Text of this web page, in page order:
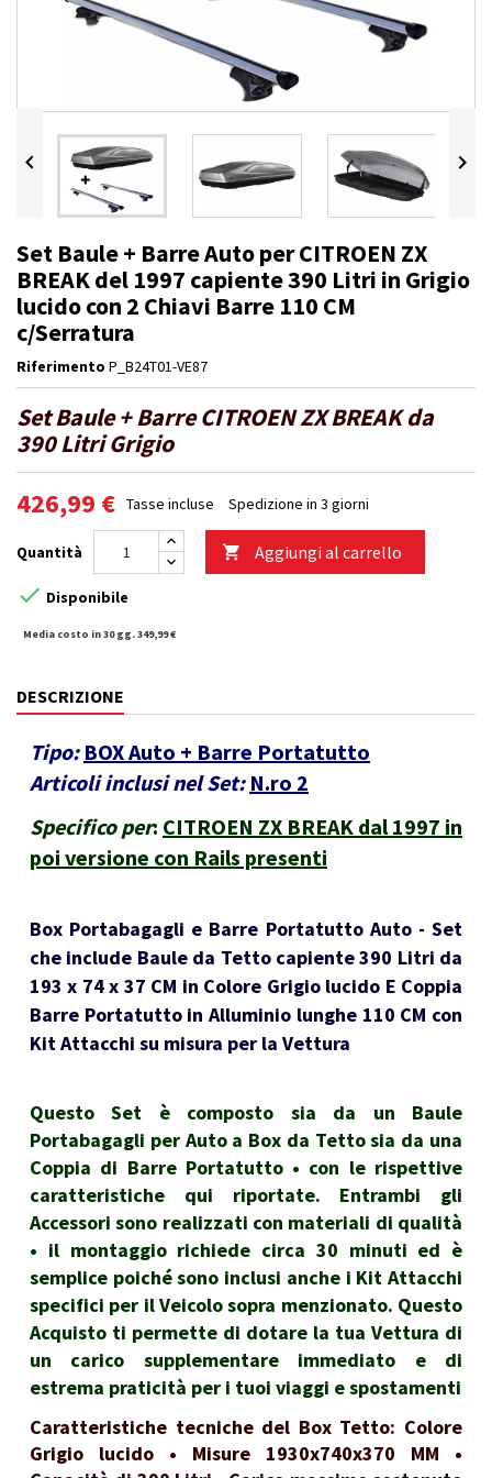
 
Set Baule + Barre Auto per CITROEN ZX
BREAK del 1997 capiente 390 Litri in Grigio
lucido con 2 Chiavi Barre 110 CM
c/Serratura
Riferimento P_B24T01-VE87
Set Baule + Barre CITROEN ZX BREAK da
390 Litri Grigio
426,99 € Tasse incluse Spedizione in 3 giorni
Quantità  Aggiungi al carrello
 Disponibile
Media costo in 30 gg. 349,99 €
DESCRIZIONE
Tipo: BOX Auto + Barre Portatutto
Articoli inclusi nel Set: N.ro 2
Specifico per: CITROEN ZX BREAK dal 1997 in
poi versione con Rails presenti
Box Portabagagli e Barre Portatutto Auto - Set
che include Baule da Tetto capiente 390 Litri da
193 x 74 x 37 CM in Colore Grigio lucido E Coppia
Barre Portatutto in Alluminio lunghe 110 CM con
Kit Attacchi su misura per la Vettura
Questo Set è composto sia da un Baule
Portabagagli per Auto a Box da Tetto sia da una
Coppia di Barre Portatutto • con le rispettive
caratteristiche qui riportate. Entrambi gli
Accessori sono realizzati con materiali di qualità
• il montaggio richiede circa 30 minuti ed è
semplice poiché sono inclusi anche i Kit Attacchi
specifici per il Veicolo sopra menzionato. Questo
Acquisto ti permette di dotare la tua Vettura di
un carico supplementare immediato e di
estrema praticità per i tuoi viaggi e spostamenti
Caratteristiche tecniche del Box Tetto: Colore
Grigio lucido • Misure 1930x740x370 MM •